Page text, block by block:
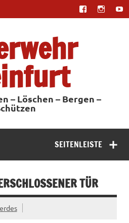
– Löschen – Bergen –
SEITENLEISTE
TÜR